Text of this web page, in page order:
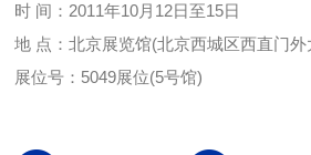
时 间：2011年10月12日至15日
地 点：北京展览馆(北京西城区西直门外
展位号：5049展位(5号馆)